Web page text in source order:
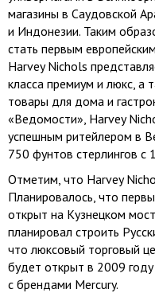
магазины в Саудовской
и Индонезии. Таким
стать первым
Harvey Nichols
класса премиум и люкс, а
товары для дома и
«Ведомости», Harvey
успешным ритейлером в
750 фунтов стерлингов с
Отметим, что Harvey
Планировалось, что
открыт на Кузнецком
планировал строить
что люксовый торговый
будет открыт в 2009
с брендами Mercury.